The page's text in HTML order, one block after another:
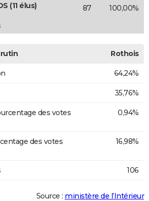
(11 élus) 87 100,00%
Rothois
64,24%
35,76%
des votes
0,94%
des votes
16,98%
106
Source : ministère de l’Intérieur